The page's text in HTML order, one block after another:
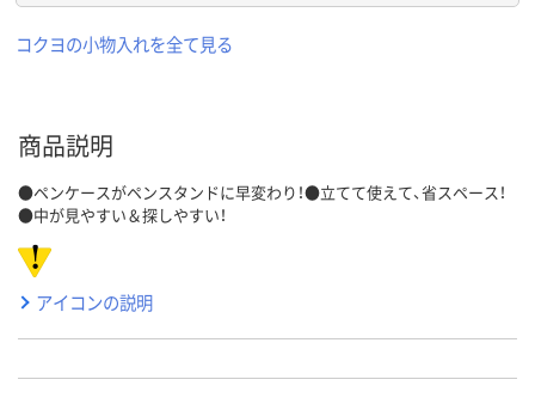
コクヨの小物入れを全て見る
商品説明
●ペンケースがペンスタンドに早変わり！●立てて使えて、省スペース！
●中が見やすい＆探しやすい！
アイコンの説明